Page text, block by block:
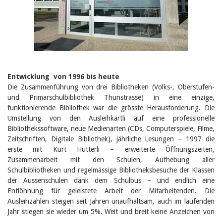
Autoren
Julie Greub
Birgit Libiszewski
Ursula Strahm
Sandra Dettwyler
Céline Graf
Felicitas Isler
Andrea Grichting
Therese von Weissenfluh
Nicole Rothen
Manuela Nyffeler-Lanker
Alle Autoren
Archiv
Juli 2026
Juni 2026
März 2026
Dezember 2025
November 2025
September 2025
Entwicklung von 1996 bis heute
Die Zusammenführung von drei Bibliotheken (Volks-, Oberstufen-
und Primarschulbibliothek Thunstrasse) in eine einzige,
funktionierende Bibliothek war die grösste Herausforderung. Die
Umstellung von den Ausleihkärtli auf eine professionelle
Bibliothekssoftware, neue Medienarten (CDs, Computerspiele, Filme,
Zeitschriften, Digitale Bibliothek), jährliche Lesungen – 1997 die
erste mit Kurt Hutterli – erweiterte Öffnungszeiten,
Zusammenarbeit mit den Schulen, Aufhebung aller
Schulbibliotheken und regelmässige Bibliotheksbesuche der Klassen
der Aussenschulen dank dem Schulbus – und endlich eine
Entlöhnung für geleistete Arbeit der Mitarbeitenden. Die
Ausleihzahlen steigen seit Jahren unaufhaltsam, auch im laufenden
Jahr stiegen sie wieder um 5%. Weit und breit keine Anzeichen von